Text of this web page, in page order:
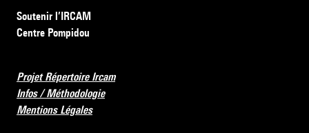
Soutenir l’IRCAM
Centre Pompidou
Projet Répertoire Ircam
Infos / Méthodologie
Mentions Légales